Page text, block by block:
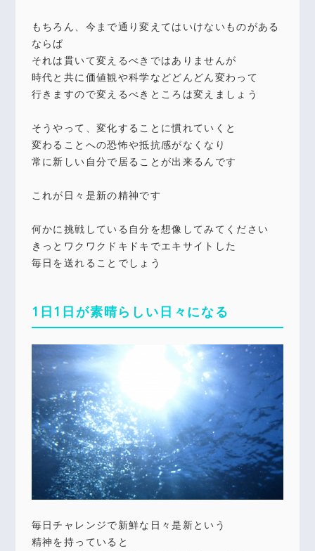
もちろん、今まで通り変えてはいけないものがある
ならば
それは貫いて変えるべきではありませんが
時代と共に価値観や科学などどんどん変わって
行きますので変えるべきところは変えましょう
そうやって、変化することに慣れていくと
変わることへの恐怖や抵抗感がなくなり
常に新しい自分で居ることが出来るんです
これが日々是新の精神です
何かに挑戦している自分を想像してみてください
きっとワクワクドキドキでエキサイトした
毎日を送れることでしょう
1日1日が素晴らしい日々になる
毎日チャレンジで新鮮な日々是新という
精神を持っていると